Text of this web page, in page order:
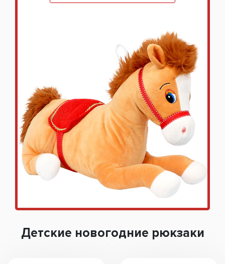
Детские новогодние рюкзаки